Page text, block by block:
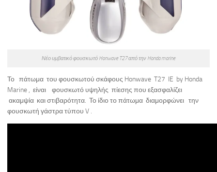
Νέο υμβατικό φουσκωτό Honwave T27 από την Honda marine
Το πάτωμα του φουσκωτού σκάφους Honwave T27 IE by Honda
Marine , είναι φουσκωτό υψηλής πίεσης που εξασφαλίζει
ακαμψία και στιβαρότητα. Το ίδιο το πάτωμα διαμορφώνει την
φουσκωτή γάστρα τύπου V .